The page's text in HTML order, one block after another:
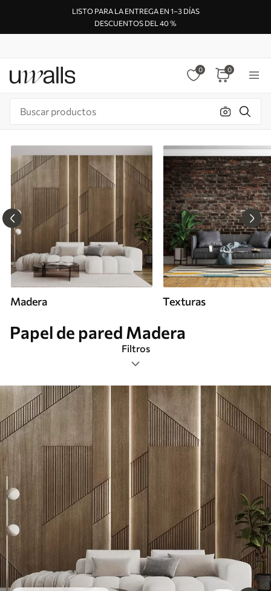
LISTO PARA LA ENTREGA EN 1–3 DÍAS
DESCUENTOS DEL 40 %
0 0
Madera Texturas
Papel de pared Madera
Filtros
Etiquetas
Formato de imagen
Paleta de colores
Inteligente
Borrar todos los filtros